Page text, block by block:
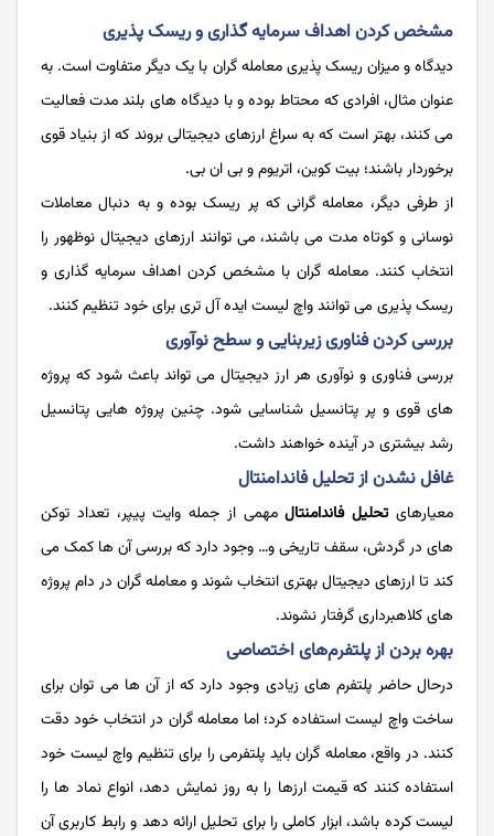
مشخص کردن اهداف سرمایه‌ گذاری و ریسک ‌پذیری
دیدگاه و میزان ریسک ‌پذیری معامله گران با یک دیگر متفاوت است. به
عنوان مثال، افرادی که محتاط بوده و با دیدگاه های بلند مدت فعالیت
می کنند، بهتر است که به سراغ ارزهای دیجیتالی بروند که از بنیاد قوی
برخوردار باشند؛ بیت ‌کوین، اتریوم و بی ان بی.
از طرفی دیگر، معامله گرانی که پر ریسک بوده و به دنبال معاملات
نوسانی و کوتاه مدت می باشند، می توانند ارزهای دیجیتال نوظهور را
انتخاب کنند. معامله گران با مشخص کردن اهداف سرمایه‌ گذاری و
ریسک ‌پذیری می توانند واچ لیست ایده آل تری برای خود تنظیم کنند.
بررسی کردن فناوری زیربنایی و سطح نوآوری
بررسی فناوری و نوآوری هر ارز دیجیتال می تواند باعث شود که پروژه
های قوی و پر پتانسیل شناسایی شود. چنین پروژه هایی پتانسیل
رشد بیشتری در آینده خواهند داشت.
غافل نشدن از تحلیل فاندامنتال
معیارهایتحلیل فاندامنتالمهمی از جمله وایت پیپر، تعداد توکن‌
های در گردش، سقف تاریخی و… وجود دارد که بررسی آن ها کمک می
کند تا ارزهای دیجیتال بهتری انتخاب شوند و معامله گران در دام پروژه
های کلاهبرداری گرفتار نشوند.
بهره بردن از پلتفرم‌های اختصاصی
درحال حاضر پلتفرم های زیادی وجود دارد که از آن ها می توان برای
ساخت واچ لیست استفاده کرد؛ اما معامله گران در انتخاب خود دقت
کنند. در واقع، معامله گران باید پلتفرمی را برای تنظیم واچ لیست خود
استفاده کنند که قیمت ارزها را به روز نمایش دهد، انواع نماد ها را
لیست کرده باشد، ابزار کاملی را برای تحلیل ارائه دهد و رابط کاربری آن